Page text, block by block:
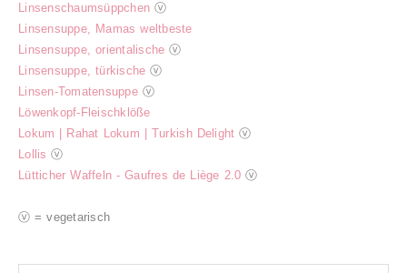
Linsenschaumsüppchen ⓥ
Linsensuppe, Mamas weltbeste
Linsensuppe, orientalische ⓥ
Linsensuppe, türkische ⓥ
Linsen-Tomatensuppe ⓥ
Löwenkopf-Fleischklöße
Lokum | Rahat Lokum | Turkish Delight ⓥ
Lollis ⓥ
Lütticher Waffeln - Gaufres de Liège 2.0 ⓥ
ⓥ = vegetarisch